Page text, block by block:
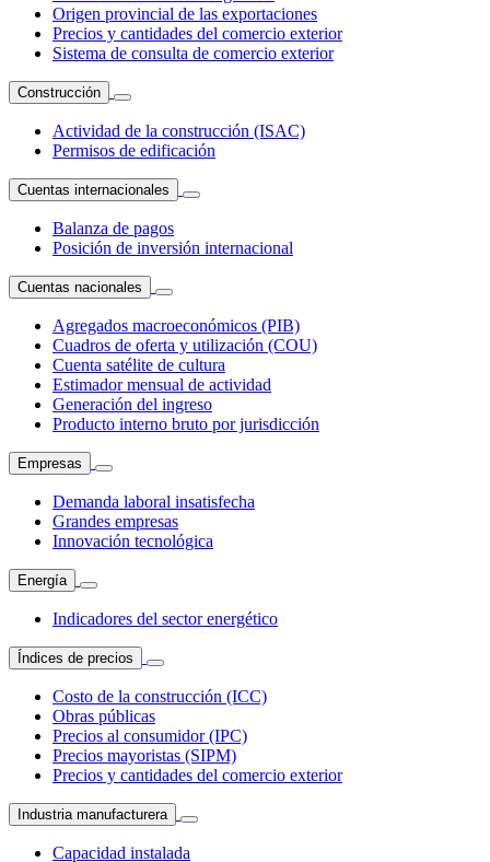
Origen provincial de las exportaciones
Precios y cantidades del comercio exterior
Sistema de consulta de comercio exterior
Construcción
Actividad de la construcción (ISAC)
Permisos de edificación
Cuentas internacionales
Balanza de pagos
Posición de inversión internacional
Cuentas nacionales
Agregados macroeconómicos (PIB)
Cuadros de oferta y utilización (COU)
Cuenta satélite de cultura
Estimador mensual de actividad
Generación del ingreso
Producto interno bruto por jurisdicción
Empresas
Demanda laboral insatisfecha
Grandes empresas
Innovación tecnológica
Energía
Indicadores del sector energético
Índices de precios
Costo de la construcción (ICC)
Obras públicas
Precios al consumidor (IPC)
Precios mayoristas (SIPM)
Precios y cantidades del comercio exterior
Industria manufacturera
Capacidad instalada